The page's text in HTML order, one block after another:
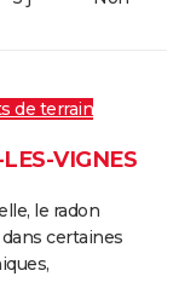
de terrain
VIGNES
le radon
certaines